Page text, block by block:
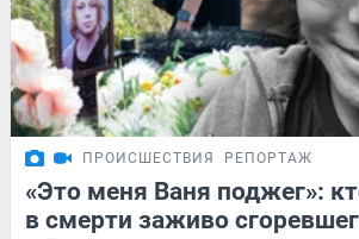
ПРОИСШЕСТВИЯ РЕПОРТАЖ
«Это меня Ваня поджег»:
в смерти заживо